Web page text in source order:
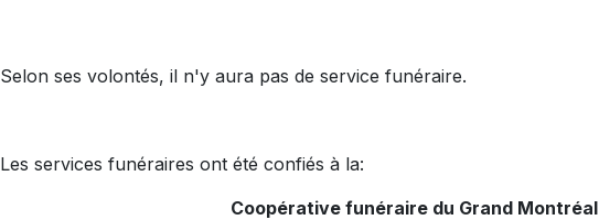
Selon ses volontés, il n'y aura pas de service funéraire.
Les services funéraires ont été confiés à la:
Coopérative funéraire du Grand Montréal